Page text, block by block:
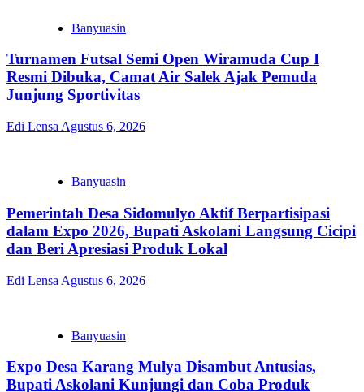
Banyuasin
Turnamen Futsal Semi Open Wiramuda Cup I
Resmi Dibuka, Camat Air Salek Ajak Pemuda
Junjung Sportivitas
Edi Lensa Agustus 6, 2026
Banyuasin
Pemerintah Desa Sidomulyo Aktif Berpartisipasi
dalam Expo 2026, Bupati Askolani Langsung Cicipi
dan Beri Apresiasi Produk Lokal
Edi Lensa Agustus 6, 2026
Banyuasin
Expo Desa Karang Mulya Disambut Antusias,
Bupati Askolani Kunjungi dan Coba Produk